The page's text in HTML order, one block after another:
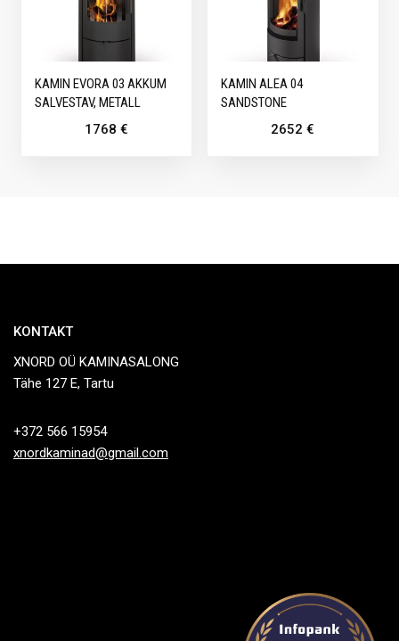
KAMIN EVORA 03 AKKUM
SALVESTAV, METALL
1768 €
KAMIN ALEA 04
SANDSTONE
2652€
KONTAKT
XNORD OÜ KAMINASALONG
Tähe 127 E, Tartu
+372 566 15954
xnordkaminad@gmail.com